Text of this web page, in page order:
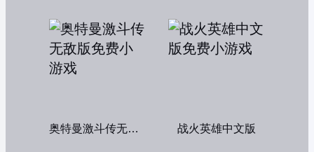
奥特曼激斗传无敌版 战火英雄中文版